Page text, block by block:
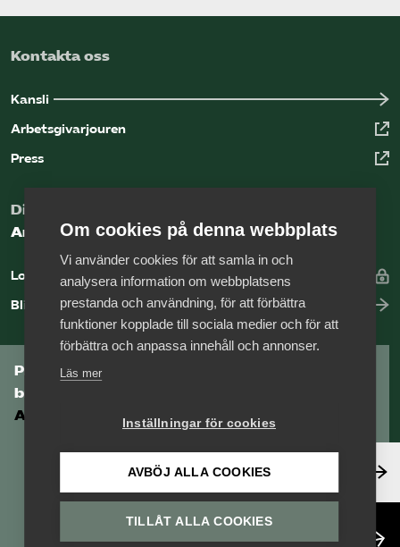
Kontakta oss
Kansli
Arbetsgivarjouren
Press
Digital kunskapsbank för arbetsgivare
Arbetsgivarguiden
Logga in
Bli medlem
Prenumerera på Tågföretagens
branschnyhetsbrev
Aktuell info direkt i din inkorg.
Anmäl dig här
Om cookies på denna webbplats
Vi använder cookies för att samla in och
analysera information om webbplatsens
prestanda och användning, för att förbättra
funktioner kopplade till sociala medier och för att
förbättra och anpassa innehåll och annonser.
Läs mer
Inställningar för cookies
AVBÖJ ALLA COOKIES
TILLÅT ALLA COOKIES